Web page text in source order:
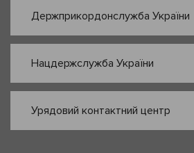
Держприкордонслужба України
Нацдержслужба України
Урядовий контактний центр